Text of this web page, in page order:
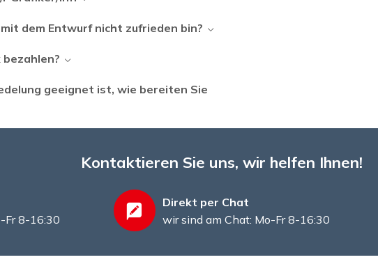
dem Entwurf nicht zufrieden bin?
geeignet ist, wie bereiten Sie
Kontaktieren Sie uns, wir helfen Ihnen!
Fr 8-16:30
Direkt per Chat
wir sind am Chat: Mo-Fr 8-16:30